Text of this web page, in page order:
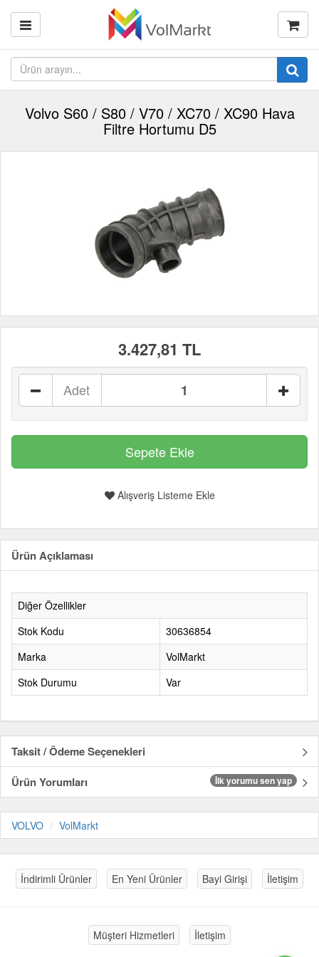
Volvo S60 / S80 / V70 / XC70 / XC90 Hava
Filtre Hortumu D5
3.427,81 TL
Adet
Alışveriş Listeme Ekle
Ürün Açıklaması
Diğer Özellikler
Stok Kodu
30636854
Marka
VolMarkt
Stok Durumu
Var
Taksit / Ödeme Seçenekleri
Ürün Yorumları
İlk yorumu sen yap
VOLVO VolMarkt
İndirimli Ürünler En Yeni Ürünler Bayi Girişi İletişim
Müşteri Hizmetleri İletişim